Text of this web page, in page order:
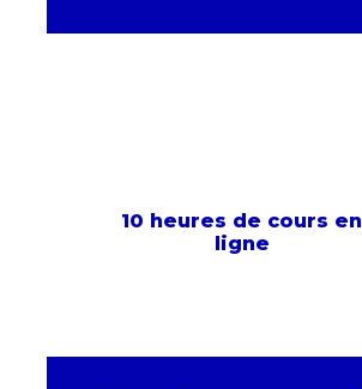
10 heures de cours en
ligne